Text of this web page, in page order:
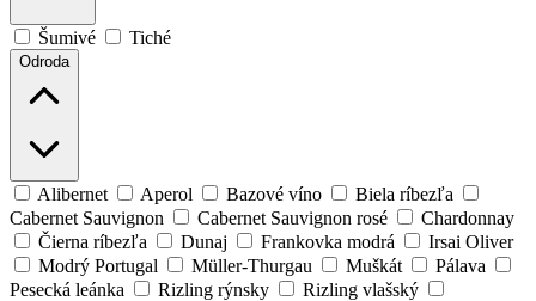
Šumivé Tiché
Odroda
Alibernet Aperol Bazové víno
Biela ríbezľa
Cabernet Sauvignon
Cabernet Sauvignon rosé
Chardonnay
Čierna ríbezľa
Dunaj Frankovka modrá
Irsai Oliver
Modrý Portugal
Müller-Thurgau Muškát
Pálava
Pesecká leánka
Rizling rýnsky
Rizling vlašský